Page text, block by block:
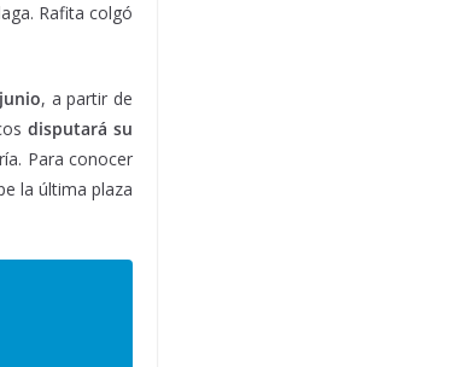
Rafita colgó
, a partir de
disputará su
Para conocer
la última plaza